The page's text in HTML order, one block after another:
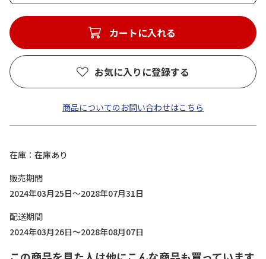
カートに入れる
お気に入りに登録する
商品についてのお問い合わせはこちら
在庫
在庫あり
販売期間
2024年03月25日～2028年07月31日
配送期間
2024年03月26日～2028年08月07日